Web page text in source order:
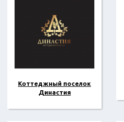
Коттеджный поселок
Династия